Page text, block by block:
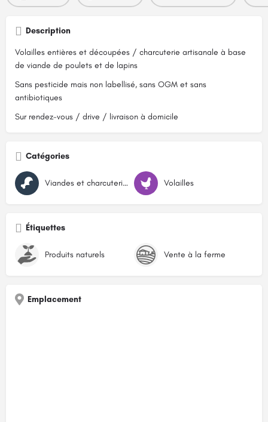
Description
Volailles entières et découpées / charcuterie artisanale à base
de viande de poulets et de lapins
Sans pesticide mais non labellisé, sans OGM et sans
antibiotiques
Sur rendez-vous / drive / livraison à domicile
Catégories
Viandes et charcuteries Volailles
Étiquettes
Produits naturels Vente à la ferme
Emplacement